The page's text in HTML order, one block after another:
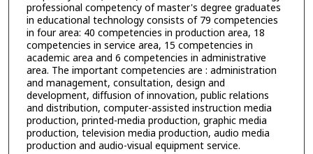
professional competency of master's degree graduates
in educational technology consists of 79 competencies
in four area: 40 competencies in production area, 18
competencies in service area, 15 competencies in
academic area and 6 competencies in administrative
area. The important competencies are : administration
and management, consultation, design and
development, diffusion of innovation, public relations
and distribution, computer-assisted instruction media
production, printed-media production, graphic media
production, television media production, audio media
production and audio-visual equipment service.